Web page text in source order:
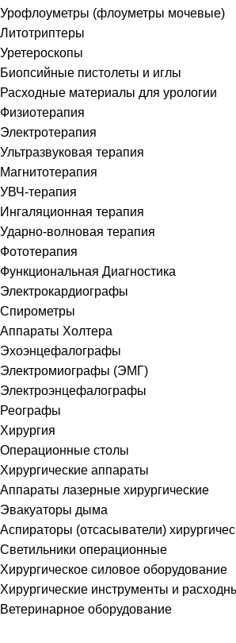
Урофлоуметры (флоуметры мочевые)
Литотриптеры
Уретероскопы
Биопсийные пистолеты и иглы
Расходные материалы для урологии
Физиотерапия
Электротерапия
Ультразвуковая терапия
Магнитотерапия
УВЧ-терапия
Ингаляционная терапия
Ударно-волновая терапия
Фототерапия
Функциональная Диагностика
Электрокардиографы
Спирометры
Аппараты Холтера
Эхоэнцефалографы
Электромиографы (ЭМГ)
Электроэнцефалографы
Реографы
Хирургия
Операционные столы
Хирургические аппараты
Аппараты лазерные хирургические
Эвакуаторы дыма
Аспираторы (отсасыватели)
Светильники операционные
Хирургическое силовое оборудование
Хирургические инструменты и
Ветеринарное оборудование